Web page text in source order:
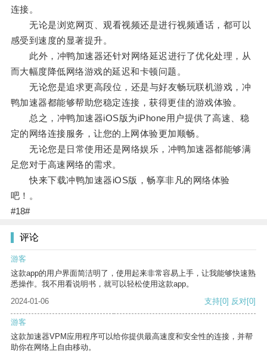
连接。
无论是浏览网页、观看视频还是进行视频通话，都可以
感受到速度的显著提升。
此外，冲鸭加速器还针对网络延迟进行了优化处理，从
而大幅度降低网络游戏的延迟和卡顿问题。
无论您是追求更高段位，还是与好友畅玩联机游戏，冲
鸭加速器都能够帮助您稳定连接，获得更佳的游戏体验。
总之，冲鸭加速器iOS版为iPhone用户提供了高速、稳
定的网络连接服务，让您的上网体验更加顺畅。
无论您是日常使用还是网络娱乐，冲鸭加速器都能够满
足您对于高速网络的需求。
快来下载冲鸭加速器iOS版，畅享非凡的网络体验
吧！。
#18#
评论
游客
这款app的用户界面简洁明了，使用起来非常容易上手，让我能够快速熟
悉操作。我不用看说明书，就可以轻松使用这款app。
2024-01-06
支持[0] 反对[0]
游客
这款加速器VPM应用程序可以给你提供最高速度和安全性的连接，并帮
助你在网络上自由移动。